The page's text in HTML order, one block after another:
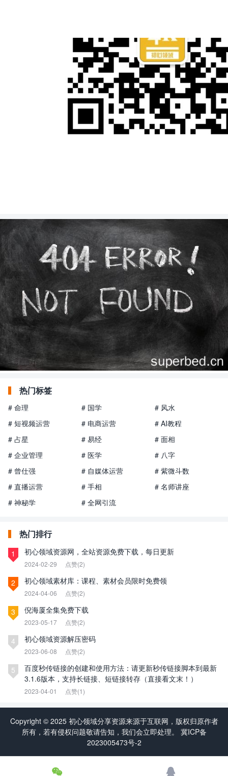
 
热门标签
# 命理 # 国学
# 风水
# 短视频运营
# 电商运营
# AI教程
# 占星
# 易经
# 面相
# 企业管理
# 医学
# 八字
# 曾仕强
# 自媒体运营
# 紫微斗数
# 直播运营
# 手相
# 名师讲座
# 神秘学
# 全网引流
热门排行
1 初心领域资源网，全站资源免费下载，每日更新
2024-02-29 点赞(2)
2 初心领域素材库：课程、素材会员限时免费领
2024-04-06 点赞(2)
3 倪海厦全集免费下载
2023-05-17 点赞(2)
4 初心领域资源解压密码
2023-06-08 点赞(2)
5
百度秒传链接的创建和使用方法：请更新秒传链接脚本到最新
3.1.6版本，支持长链接、短链接转存（直接看文末！）
2023-04-01 点赞(1)
Copyright © 2025 初心领域分享资源来源于互联网，版权归原作者
所有，若有侵权问题敬请告知，我们会立即处理。 冀ICP备
2023005473号-2